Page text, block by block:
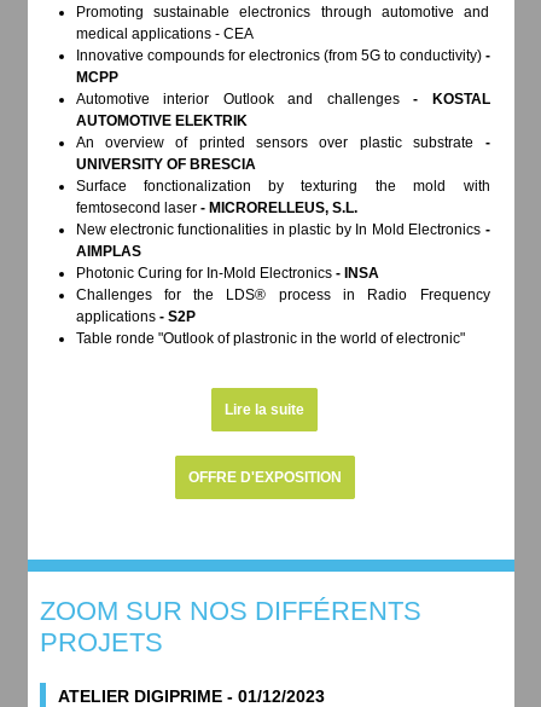
Promoting sustainable electronics through automotive and
medical applications - CEA
Innovative compounds for electronics (from 5G to conductivity)-
MCPP
Automotive interior Outlook and challenges- KOSTAL
AUTOMOTIVE ELEKTRIK
An overview of printed sensors over plastic substrate -
UNIVERSITY OF BRESCIA
Surface fonctionalization by texturing the mold with
femtosecond laser- MICRORELLEUS, S.L.
New electronic functionalities in plastic by In Mold Electronics -
AIMPLAS
Photonic Curing for In-Mold Electronics- INSA
Challenges for the LDS® process in Radio Frequency
applications- S2P
Table ronde "Outlook of plastronic in the world of electronic"
Lire la suite
OFFRE D'EXPOSITION
ZOOM SUR NOS DIFFÉRENTS
PROJETS
ATELIER DIGIPRIME - 01/12/2023